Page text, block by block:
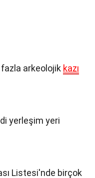
arkeolojik kazı
yerleşim yeri
Listesi'nde birçok